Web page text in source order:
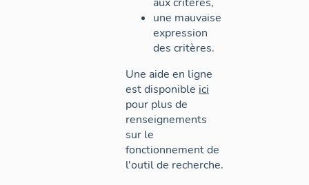
une mauvaise
expression
des critères.
Une aide en ligne
est disponible ici
pour plus de
renseignements
sur le
fonctionnement de
l'outil de recherche.